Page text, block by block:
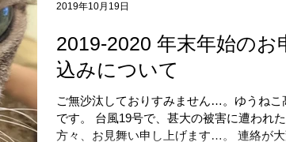
2019-2020 年末年始のお
込みについて
ご無沙汰しておりすみません…。ゆうねこ
です。 台風19号で、甚大の被害に遭われた
方々、お見舞い申し上げます…。 連絡が大
2019年10月19日